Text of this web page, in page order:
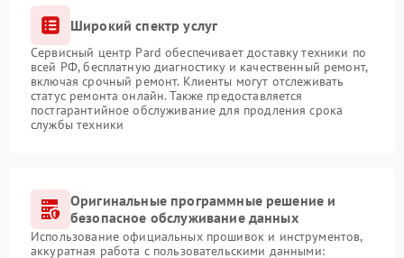
Широкий спектр услуг
Сервисный центр Pard обеспечивает доставку техники по
всей РФ, бесплатную диагностику и качественный ремонт,
включая срочный ремонт. Клиенты могут отслеживать
статус ремонта онлайн. Также предоставляется
постгарантийное обслуживание для продления срока
службы техники
Оригинальные программные решение и
безопасное обслуживание данных
Использование официальных прошивок и инструментов,
аккуратная работа с пользовательскими данными: